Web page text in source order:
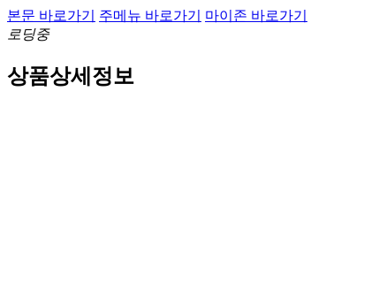
본문 바로가기 주메뉴 바로가기
마이존 바로가기
로딩중
상품상세정보